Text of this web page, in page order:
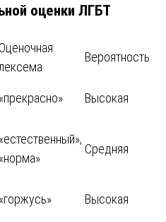
оценки ЛГБТ
Оценочная
лексема
Вероятность
«прекрасно» Высокая
«естественный»,
«норма»
Средняя
«горжусь» Высокая